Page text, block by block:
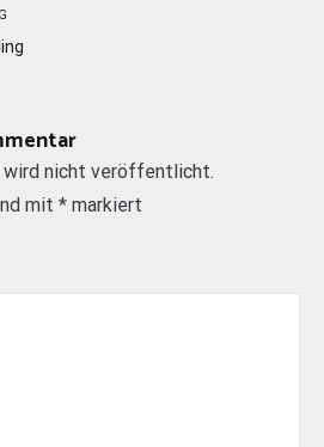
wird nicht veröffentlicht.
mit * markiert